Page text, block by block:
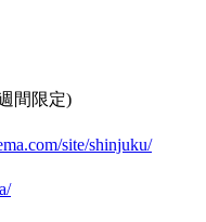
間限定)
site/shinjuku/